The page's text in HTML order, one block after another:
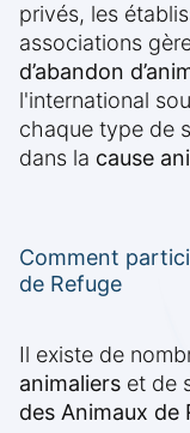
privés, les
associations
d’abandon
l'international
chaque type de
dans la cause
Comment
de Refuge
Il existe de
animaliers et de
des Animaux de